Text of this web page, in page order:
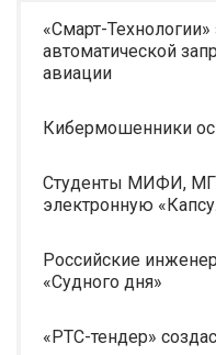
«Смарт-
автоматической
авиации
Кибермошенники
Студенты МИФИ,
электронную
Российские
«Судного дня»
«РТС-тендер»